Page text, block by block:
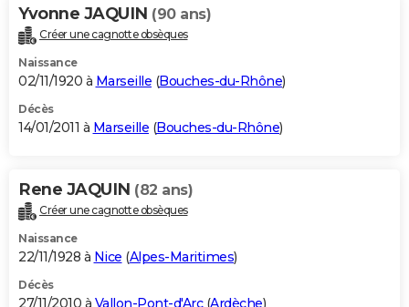
Yvonne JAQUIN (90 ans)
Créer une cagnotte obsèques
Naissance
02/11/1920 à Marseille (Bouches-du-Rhône)
Décès
14/01/2011 à Marseille (Bouches-du-Rhône)
Rene JAQUIN (82 ans)
Créer une cagnotte obsèques
Naissance
22/11/1928 à Nice (Alpes-Maritimes)
Décès
27/11/2010 à Vallon-Pont-d'Arc(Ardèche)